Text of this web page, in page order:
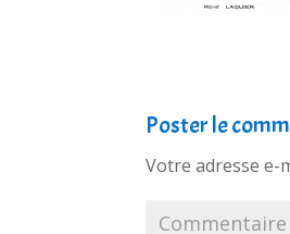
Poster le
Votre adresse e-